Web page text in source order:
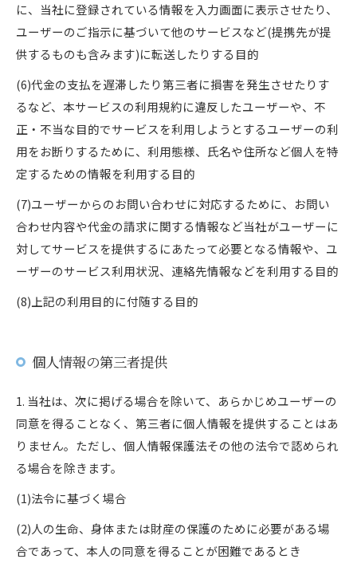
に、当社に登録されている情報を入力画面に表示させたり、
ユーザーのご指示に基づいて他のサービスなど(提携先が提
供するものも含みます)に転送したりする目的
(6)代金の支払を遅滞したり第三者に損害を発生させたりす
るなど、本サービスの利用規約に違反したユーザーや、不
正・不当な目的でサービスを利用しようとするユーザーの利
用をお断りするために、利用態様、氏名や住所など個人を特
定するための情報を利用する目的
(7)ユーザーからのお問い合わせに対応するために、お問い
合わせ内容や代金の請求に関する情報など当社がユーザーに
対してサービスを提供するにあたって必要となる情報や、ユ
ーザーのサービス利用状況、連絡先情報などを利用する目的
(8)上記の利用目的に付随する目的
個人情報の第三者提供
1. 当社は、次に掲げる場合を除いて、あらかじめユーザーの
同意を得ることなく、第三者に個人情報を提供することはあ
りません。ただし、個人情報保護法その他の法令で認められ
る場合を除きます。
(1)法令に基づく場合
(2)人の生命、身体または財産の保護のために必要がある場
合であって、本人の同意を得ることが困難であるとき